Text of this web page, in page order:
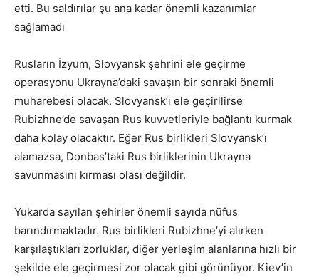
etti. Bu saldırılar şu ana kadar önemli kazanımlar
sağlamadı
Rusların İzyum, Slovyansk şehrini ele geçirme
operasyonu Ukrayna’daki savaşın bir sonraki önemli
muharebesi olacak. Slovyansk’ı ele geçirilirse
Rubizhne’de savaşan Rus kuvvetleriyle bağlantı kurmak
daha kolay olacaktır. Eğer Rus birlikleri Slovyansk’ı
alamazsa, Donbas’taki Rus birliklerinin Ukrayna
savunmasını kırması olası değildir.
Yukarda sayılan şehirler önemli sayıda nüfus
barındırmaktadır. Rus birlikleri Rubizhne’yi alırken
karşılaştıkları zorluklar, diğer yerleşim alanlarına hızlı bir
şekilde ele geçirmesi zor olacak gibi görünüyor. Kiev’in